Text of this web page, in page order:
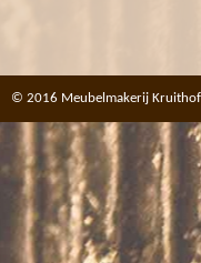
© 2016 Meubelmakerij